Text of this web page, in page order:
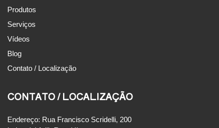
Produtos
Serviços
Vídeos
Blog
Contato / Localização
CONTATO / LOCALIZAÇÃO
Endereço: Rua Francisco Scridelli, 200